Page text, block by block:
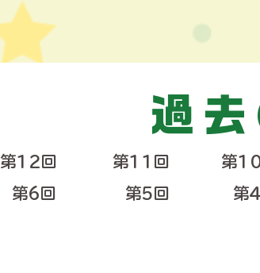
過
第12回 第
第11回
第6回
第
第5回